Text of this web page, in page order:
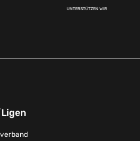
UNTERSTÜTZEN WIR